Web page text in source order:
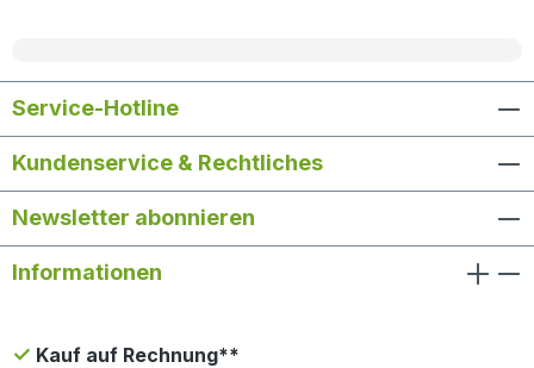
Service-Hotline
Kundenservice & Rechtliches
Newsletter abonnieren
Informationen
Kauf auf Rechnung**